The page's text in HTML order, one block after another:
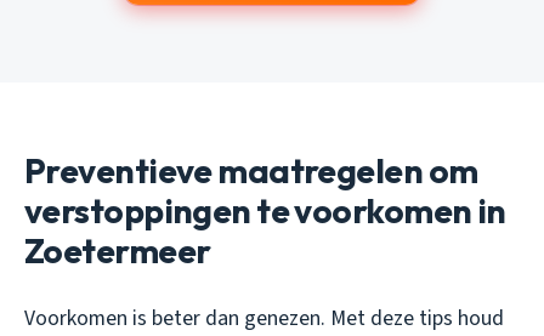
Preventieve maatregelen om
verstoppingen te voorkomen in
Zoetermeer
Voorkomen is beter dan genezen. Met deze tips houd